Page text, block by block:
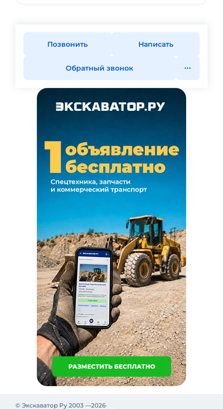
Позвонить Написать
Обратный звонок
© Экскаватор Ру 2003 —2026